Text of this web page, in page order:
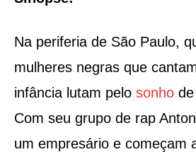
Na periferia de São Paulo,
mulheres negras que
infância lutam pelo sonho
Com seu grupo de rap
um empresário e começam